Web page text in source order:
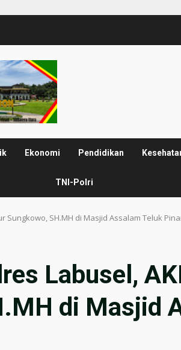
Ekonomi Pendidikan
TNI-Polri
Sungkowo, SH.MH di Masjid Assalam Teluk
Labusel,
di Masjid